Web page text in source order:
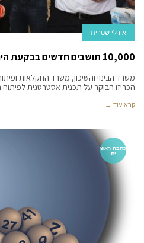
אורלי שטרית
10,000 תושבים חדשים בבקעת הירדן
משרד הבינוי והשיכון, משרד החקלאות
הכריזו הבוקר על תכנית אסטרטגית
קרא עוד ←
כתבה ראש
ית